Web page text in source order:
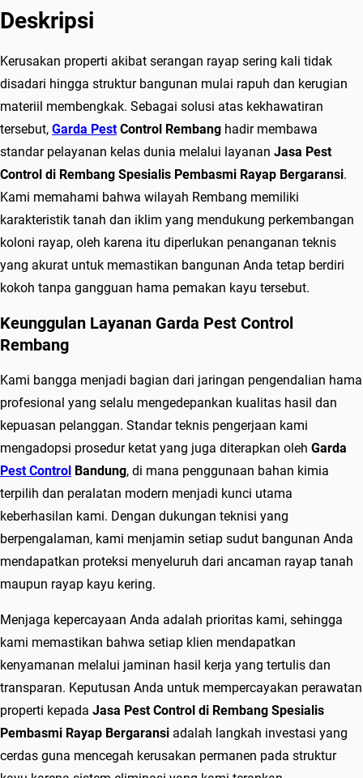
P
s
t
C
o
n
t
r
o
l
d
i
e
m
b
a
n
g
S
p
e
s
i
a
i
s
P
e
m
b
a
Deskripsi
Kerusakan properti akibat serangan rayap sering kali tidak
disadari hingga struktur bangunan mulai rapuh dan kerugian
materiil membengkak. Sebagai solusi atas kekhawatiran
tersebut, Garda PestControl Rembang hadir membawa
standar pelayanan kelas dunia melalui layanan Jasa Pest
Control di Rembang Spesialis Pembasmi Rayap Bergaransi.
Kami memahami bahwa wilayah Rembang memiliki
karakteristik tanah dan iklim yang mendukung perkembangan
koloni rayap, oleh karena itu diperlukan penanganan teknis
yang akurat untuk memastikan bangunan Anda tetap berdiri
kokoh tanpa gangguan hama pemakan kayu tersebut.
Keunggulan Layanan Garda Pest Control
Rembang
Kami bangga menjadi bagian dari jaringan pengendalian hama
profesional yang selalu mengedepankan kualitas hasil dan
kepuasan pelanggan. Standar teknis pengerjaan kami
mengadopsi prosedur ketat yang juga diterapkan oleh Garda
Pest Control Bandung, di mana penggunaan bahan kimia
terpilih dan peralatan modern menjadi kunci utama
keberhasilan kami. Dengan dukungan teknisi yang
berpengalaman, kami menjamin setiap sudut bangunan Anda
mendapatkan proteksi menyeluruh dari ancaman rayap tanah
maupun rayap kayu kering.
Menjaga kepercayaan Anda adalah prioritas kami, sehingga
kami memastikan bahwa setiap klien mendapatkan
kenyamanan melalui jaminan hasil kerja yang tertulis dan
transparan. Keputusan Anda untuk mempercayakan perawatan
properti kepada Jasa Pest Control di Rembang Spesialis
Pembasmi Rayap Bergaransi adalah langkah investasi yang
cerdas guna mencegah kerusakan permanen pada struktur